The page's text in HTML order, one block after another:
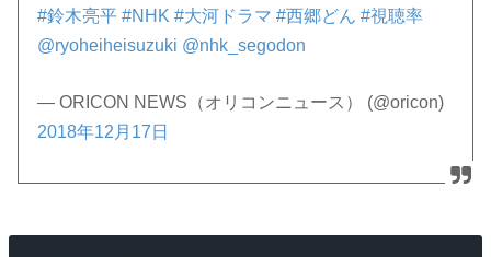
#鈴木亮平 #NHK #大河ドラマ #西郷どん #視聴率
@ryoheiheisuzuki @nhk_segodon
— ORICON NEWS（オリコンニュース） (@oricon)
2018年12月17日